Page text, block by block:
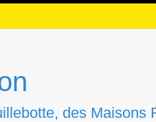
des